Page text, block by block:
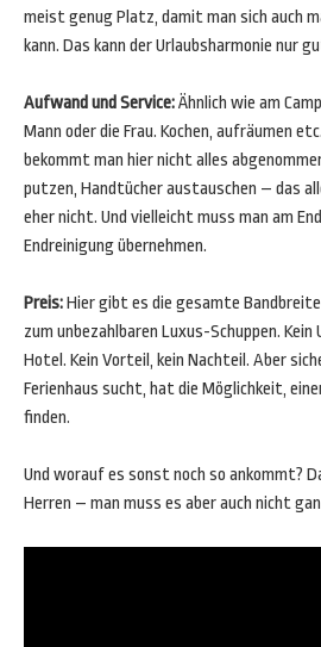
meist genug Platz, damit man sich auch
kann. Das kann der Urlaubsharmonie nur
Aufwand und Service:Ähnlich wie am
Mann oder die Frau. Kochen, aufräumen
bekommt man hier nicht alles
putzen, Handtücher austauschen – das
eher nicht. Und vielleicht muss man am
Endreinigung übernehmen.
Preis:Hier gibt es die gesamte
zum unbezahlbaren Luxus-Schuppen.
Hotel. Kein Vorteil, kein Nachteil. Aber
Ferienhaus sucht, hat die Möglichkeit,
finden.
Und worauf es sonst noch so ankommt?
Herren – man muss es aber auch nicht